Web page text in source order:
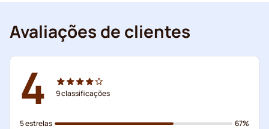
Avaliações de clientes
4 9classificações
5 estrelas
67%